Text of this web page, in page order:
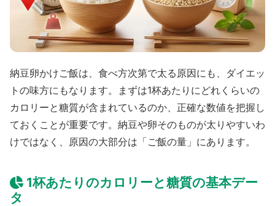
納豆卵かけご飯は、食べ方次第で太る原因にも、ダイエッ
トの味方にもなります。まずは1杯あたりにどれくらいの
カロリーと糖質が含まれているのか、正確な数値を把握し
ておくことが重要です。納豆や卵そのものが太りやすいわ
けではなく、原因の大部分は「ご飯の量」にあります。
1杯あたりのカロリーと糖質の基本デー
タ